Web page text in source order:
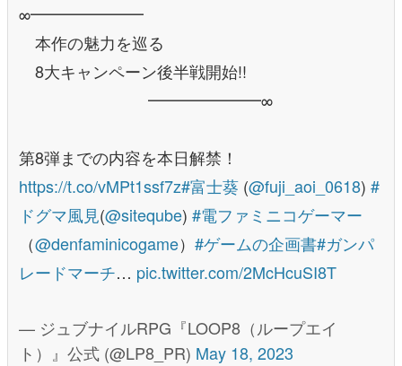
∞━━━━━━━
本作の魅力を巡る
8大キャンペーン後半戦開始!!
━━━━━━━∞
第8弾までの内容を本日解禁！
https://t.co/vMPt1ssf7z#富士葵 (@fuji_aoi_0618) #
ドグマ風見(@siteqube) #電ファミニコゲーマー
（@denfaminicogame） #ゲームの企画書#ガンパ
レードマーチ… pic.twitter.com/2McHcuSI8T
— ジュブナイルRPG『LOOP8（ループエイ
ト）』公式 (@LP8_PR) May 18, 2023